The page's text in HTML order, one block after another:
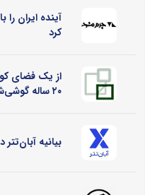
آینده ایران
کرد
از یک فضای
۲۰ ساله گوشی‌شاپ
بیانیه